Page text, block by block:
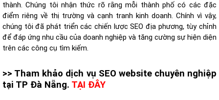
thành. Chúng tôi nhận thức rõ rằng mỗi thành phố có các đặc
điểm riêng về thị trường và cạnh tranh kinh doanh. Chính vì vậy,
chúng tôi đã phát triển các chiến lược SEO địa phương, tùy chỉnh
để đáp ứng nhu cầu của doanh nghiệp và tăng cường sự hiện diện
trên các công cụ tìm kiếm.
>> Tham khảo dịch vụ SEO website chuyên nghiệp
tại TP Đà Nẵng. TẠI ĐÂY